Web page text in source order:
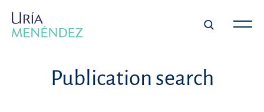
Publication search
Filter results ×